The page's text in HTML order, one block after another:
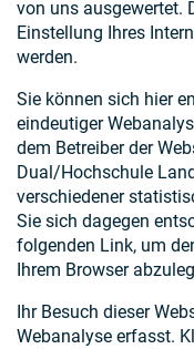
von uns ausgewertet.
Einstellung Ihres
werden.
Sie können sich hier
eindeutiger
dem Betreiber der
Dual/Hochschule
verschiedener
Sie sich dagegen
folgenden Link, um
Ihrem Browser
Ihr Besuch dieser
Webanalyse erfasst.